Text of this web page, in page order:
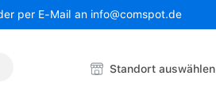
per E-Mail an info@comspot.de
Standort auswählen